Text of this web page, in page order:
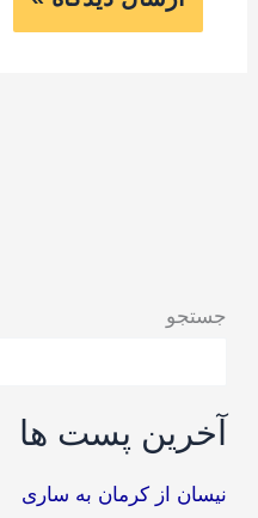
جستجو
آخرین پست ها
نیسان از کرمان به ساری